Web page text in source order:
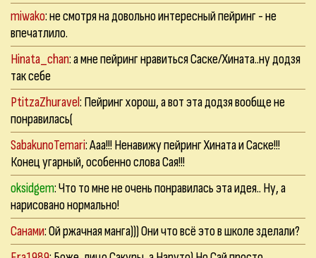
miwako: не смотря на довольно интересный пейринг - не
впечатлило.
Hinata_chan: а мне пейринг нравиться Саске/Хината..ну додзя
так себе
PtitzaZhuravel: Пейринг хорош, а вот эта додзя вообще не
понравилась(
SabakunoTemari: Ааа!!! Ненавижу пейринг Хината и Саске!!!
Конец угарный, особенно слова Сая!!!
oksidgem: Что то мне не очень понравилась эта идея.. Ну, а
нарисовано нормально!
Санами: Ой ржачная манга))) Они что всё это в школе зделали?